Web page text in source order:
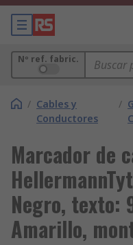
Nº ref. fabric.
/ Cables y
Conductores
/
Marcador de
Negro, texto:
Amarillo,